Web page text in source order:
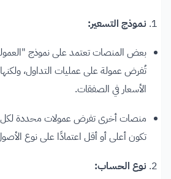
نموذج التسعير:
بعض المنصات تعتمد على نموذج
تُفرض عمولة على عمليات التداول،
الأسعار في الصفقات.
منصات أخرى تفرض عمولات محددة لكل
تكون أعلى أو أقل اعتمادًا على نوع
نوع الحساب: